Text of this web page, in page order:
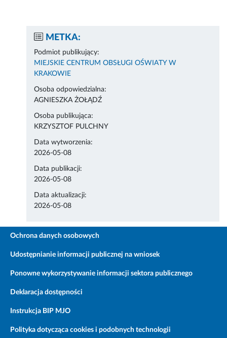
METKA:
Podmiot publikujący:
MIEJSKIE CENTRUM OBSŁUGI OŚWIATY W
KRAKOWIE
Osoba odpowiedzialna:
AGNIESZKA ŻOŁĄDŹ
Osoba publikująca:
KRZYSZTOF PULCHNY
Data wytworzenia:
2026-05-08
Data publikacji:
2026-05-08
Data aktualizacji:
2026-05-08
Ochrona danych osobowych
Udostępnianie informacji publicznej na wniosek
Ponowne wykorzystywanie informacji sektora publicznego
Deklaracja dostępności
Instrukcja BIP MJO
Polityka dotycząca cookies i podobnych technologii